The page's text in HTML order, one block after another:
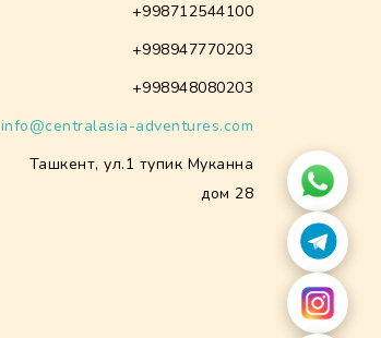
+998712544100
+998947770203
+998948080203
info@centralasia-adventures.com
Ташкент, ул.1 тупик Муканна
дом 28